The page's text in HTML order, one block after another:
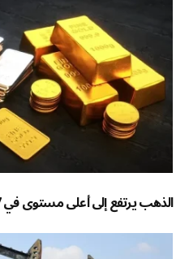
الذهب يرتفع إلى أعلى مستوى في 7 أسابيع – أخبار السعودية